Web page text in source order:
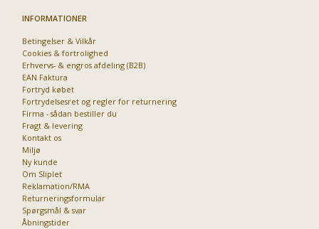
INFORMATIONER
Betingelser & Vilkår
Cookies & fortrolighed
Erhvervs- & engros afdeling (B2B)
EAN Faktura
Fortryd købet
Fortrydelsesret og regler for returnering
Firma - sådan bestiller du
Fragt & levering
Kontakt os
Miljø
Ny kunde
Om Sliplet
Reklamation/RMA
Returneringsformular
Spørgsmål & svar
Åbningstider